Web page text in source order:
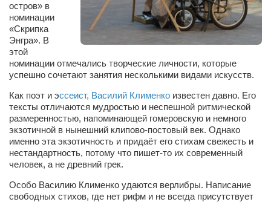
Досье
Арт-менеджеры
Орест Коваль
Тамара Кубракова
Елена Мельник
Вера Паненко
Семён Салатенко
Актёры
остров» в
номинации
«Скрипка
Энгра». В
этой
номинации отмечались творческие личности, которые
успешно сочетают занятия несколькими видами искусств.
Как поэт и эссеист, Василий Клименко известен давно. Его
тексты отличаются мудростью и неспешной ритмической
размеренностью, напоминающей гомеровскую и немного
экзотичной в нынешний клипово-постовый век. Однако
именно эта экзотичность и придаёт его стихам свежесть и
нестандартность, потому что пишет-то их современный
человек, а не древний грек.
Особо Василию Клименко удаются верлибры. Написание
свободных стихов, где нет рифм и не всегда присутствует